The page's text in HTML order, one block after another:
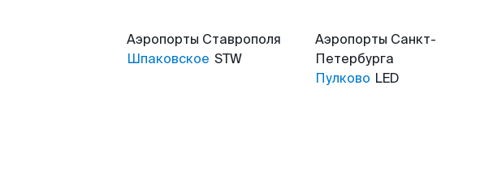
Аэропорты Ставрополя
Шпаковское STW
Аэропорты Санкт-
Петербурга
Пулково LED